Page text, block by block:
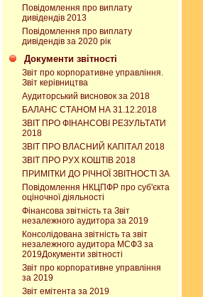
Повідомлення про виплату
дивідендів 2013
Повідомлення про виплату
дивідендів за 2020 рік
Документи звітності
Звіт про корпоративне управління.
Звіт керівництва
Аудиторський висновок за 2018
БАЛАНС СТАНОМ НА 31.12.2018
ЗВІТ ПРО ФІНАНСОВІ РЕЗУЛЬТАТИ
2018
ЗВІТ ПРО ВЛАСНИЙ КАПІТАЛ 2018
ЗВІТ ПРО РУХ КОШТІВ 2018
ПРИМІТКИ ДО РІЧНОЇ ЗВІТНОСТІ ЗА
Повідомлення НКЦПФР про суб'єкта
оціночної діяльності
Фінансова звітність та Звіт
незалежного аудитора за 2019
Консолідована звітність та звіт
незалежного аудитора МСФЗ за
2019Документи звітності
Звіт про корпоративне управління
за 2019
Звіт емітента за 2019